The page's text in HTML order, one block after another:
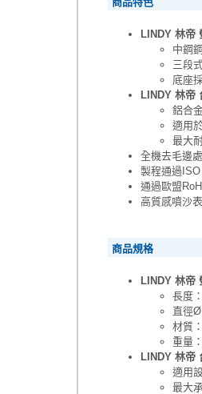
LINDY 林帝
中鋼
三段
底座
LINDY 林帝
鋁合
適用
最大
全機去毛邊
製程通過
通過歐盟
高質感噴沙
商品規格
LINDY 林帝
長度
直徑
材質
重量
LINDY 林帝
適用
最大